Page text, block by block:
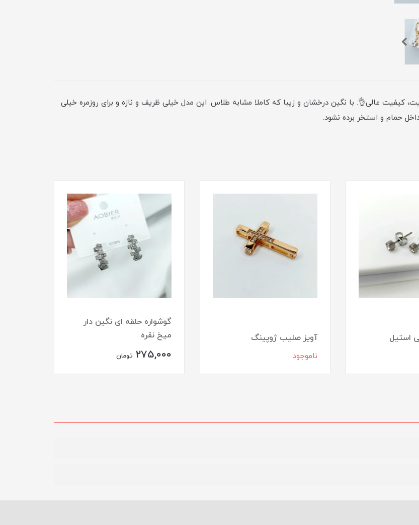
کیفیت عالی👌. با نگین درخشان و زیبا که کاملا مشابه طلاس. این مدل خیلی ظریف و نازه و برای روزمره خیلی
حمام و استخر برده نشود.
استیل آویز صلیب ژوپینگ
ناموجود
گوشواره حلقه ای نگین دار
میخ نقره
275,000 تومان